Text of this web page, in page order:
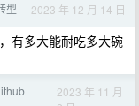
型 2023 年 12 月 14 日
有多大能耐吃多大碗
2023 年 11 月